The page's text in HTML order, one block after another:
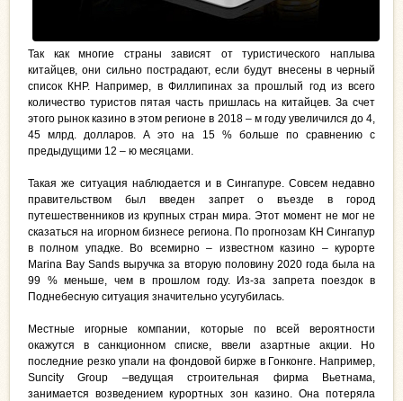
Так как многие страны зависят от туристического наплыва
китайцев, они сильно пострадают, если будут внесены в черный
список КНР. Например, в Филлипинах за прошлый год из всего
количество туристов пятая часть пришлась на китайцев. За счет
этого рынок казино в этом регионе в 2018 – м году увеличился до 4,
45 млрд. долларов. А это на 15 % больше по сравнению с
предыдущими 12 – ю месяцами.
Такая же ситуация наблюдается и в Сингапуре. Совсем недавно
правительством был введен запрет о въезде в город
путешественников из крупных стран мира. Этот момент не мог не
сказаться на игорном бизнесе региона. По прогнозам КН Сингапур
в полном упадке. Во всемирно – известном казино – курорте
Marina Bay Sands выручка за вторую половину 2020 года была на
99 % меньше, чем в прошлом году. Из-за запрета поездок в
Поднебесную ситуация значительно усугубилась.
Местные игорные компании, которые по всей вероятности
окажутся в санкционном списке, ввели азартные акции. Но
последние резко упали на фондовой бирже в Гонконге. Например,
Suncity Group –ведущая строительная фирма Вьетнама,
занимается возведением курортных зон казино. Она потеряла